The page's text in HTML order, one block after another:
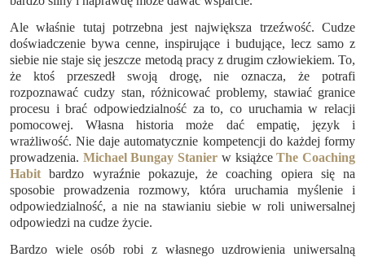
Ale właśnie tutaj potrzebna jest największa trzeźwość. Cudze
doświadczenie bywa cenne, inspirujące i budujące, lecz samo z
siebie nie staje się jeszcze metodą pracy z drugim człowiekiem. To,
że ktoś przeszedł swoją drogę, nie oznacza, że potrafi
rozpoznawać cudzy stan, różnicować problemy, stawiać granice
procesu i brać odpowiedzialność za to, co uruchamia w relacji
pomocowej. Własna historia może dać empatię, język i
wrażliwość. Nie daje automatycznie kompetencji do każdej formy
prowadzenia. Michael Bungay Stanier w książceThe Coaching
Habit bardzo wyraźnie pokazuje, że coaching opiera się na
sposobie prowadzenia rozmowy, która uruchamia myślenie i
odpowiedzialność, a nie na stawianiu siebie w roli uniwersalnej
odpowiedzi na cudze życie.
Bardzo wiele osób robi z własnego uzdrowienia uniwersalną